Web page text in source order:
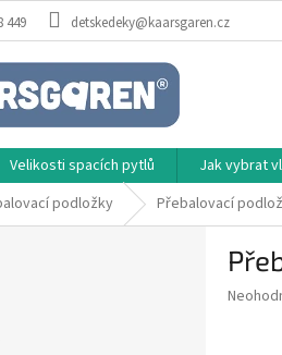
449 detskedeky@kaarsgaren.cz
Velikosti spacích pytlů Jak vybrat
podložky Přebalovací